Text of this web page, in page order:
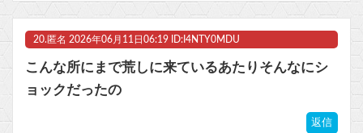
20. 匿名 2026年06月11日06:19 ID:I4NTY0MDU
こんな所にまで荒しに来ているあたりそんなにシ
ョックだったの
返信